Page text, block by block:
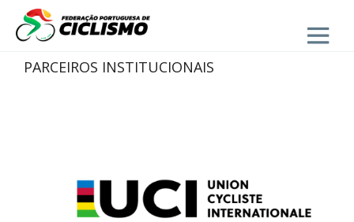
Close
PARCEIROS INSTITUCIONAIS